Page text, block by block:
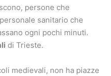
persone che
sanitario che
ogni pochi minuti.
di Trieste.
medievali, non ha piazze